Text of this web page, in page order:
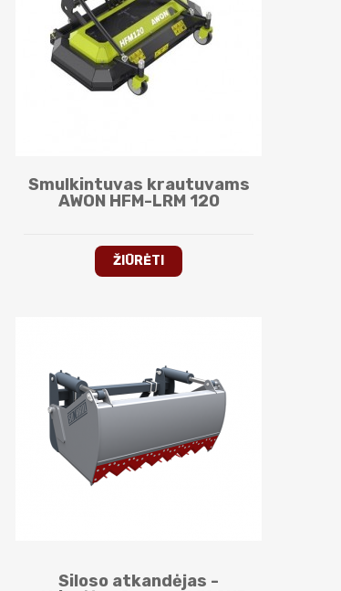
Smulkintuvas krautuvams
AWON HFM-LRM 120
ŽIŪRĖTI
Siloso atkandėjas -